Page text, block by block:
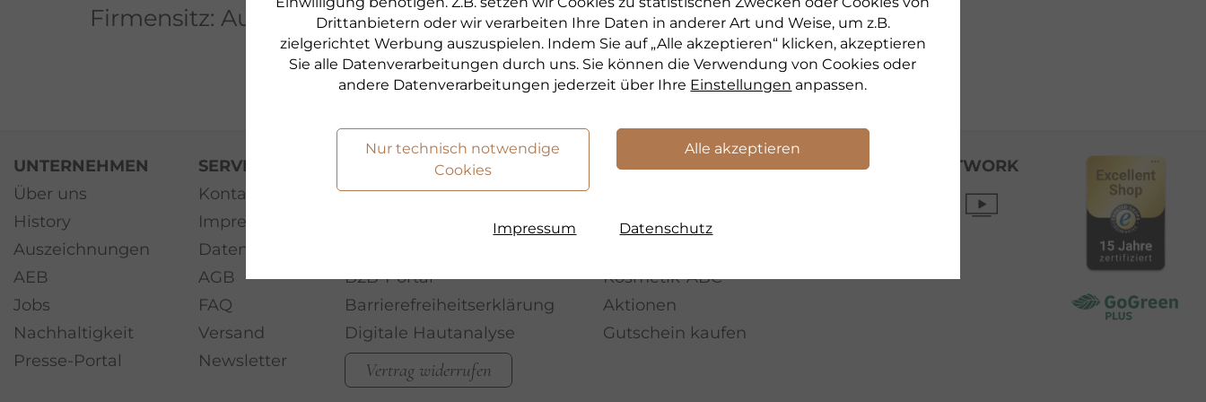
Drittanbietern oder wir verarbeiten Ihre Daten in anderer Art und Weise, um z.B.
zielgerichtet Werbung auszuspielen. Indem Sie auf „Alle akzeptieren“ klicken, akzeptieren
Sie alle Datenverarbeitungen durch uns. Sie können die Verwendung von Cookies oder
andere Datenverarbeitungen jederzeit über Ihre Einstellungen anpassen.
Nur technisch notwendige
Cookies
Alle akzeptieren
Impressum Datenschutz
Firmensitz: Augsburg
UNTERNEHMEN
Über uns
History
Auszeichnungen
AEB
Jobs
Nachhaltigkeit
Presse-Portal
SERVICE
Kontakt
Impressum
Datenschutz
AGB
FAQ
Versand
Newsletter
Bezugsquellen
Freundschaftswerbung
B2B-Portal
Barrierefreiheitserklärung
Digitale Hautanalyse
Vertrag widerrufen
TOP THEMEN
Beauty Ampullen
Kosmetik-ABC
Aktionen
Gutschein kaufen
SOCIAL NETWORK